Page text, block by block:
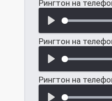
Рингтон на
Рингтон на
Рингтон на